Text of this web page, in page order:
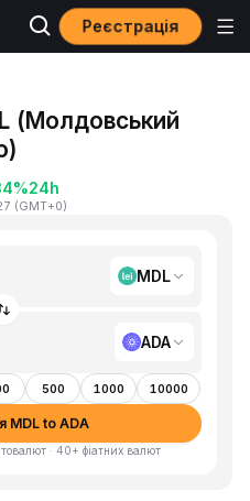
Реєстрація
(Молдовський
24h
(GMT+0)
MDL
ADA
500 1000 10000
MDL to ADA
· 40+ фіатних валют